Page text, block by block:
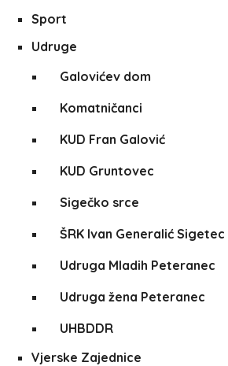
Sport
Udruge
Galovićev dom
Komatničanci
KUD Fran Galović
KUD Gruntovec
Sigečko srce
ŠRK Ivan Generalić Sigetec
Udruga Mladih Peteranec
Udruga žena Peteranec
UHBDDR
Vjerske Zajednice